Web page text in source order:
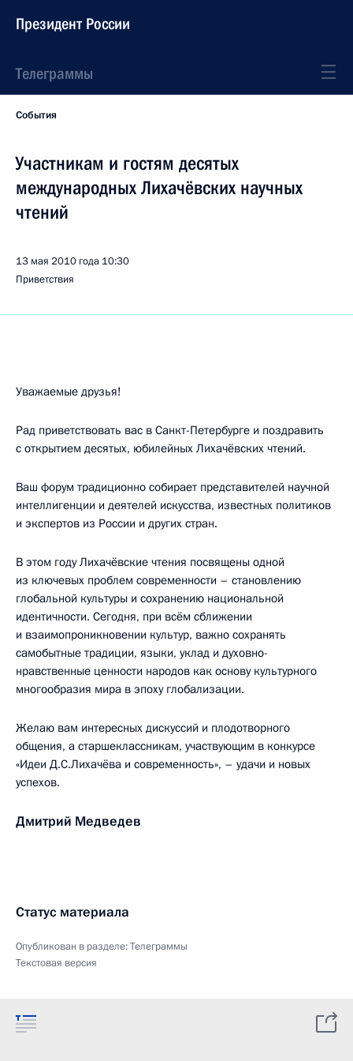
Президент России
Телеграммы
События
Участникам и гостям десятых
международных Лихачёвских научных
чтений
13 мая 2010 года 10:30
Приветствия
Уважаемые друзья!
Рад приветствовать вас в Санкт-Петербурге и поздравить
с открытием десятых, юбилейных Лихачёвских чтений.
Ваш форум традиционно собирает представителей научной
интеллигенции и деятелей искусства, известных политиков
и экспертов из России и других стран.
В этом году Лихачёвские чтения посвящены одной
из ключевых проблем современности – становлению
глобальной культуры и сохранению национальной
идентичности. Сегодня, при всём сближении
и взаимопроникновении культур, важно сохранять
самобытные традиции, языки, уклад и духовно-
нравственные ценности народов как основу культурного
многообразия мира в эпоху глобализации.
Желаю вам интересных дискуссий и плодотворного
общения, а старшеклассникам, участвующим в конкурсе
«Идеи Д.С.Лихачёва и современность», – удачи и новых
успехов.
Дмитрий Медведев
Статус материала
Опубликован в разделе:Телеграммы
Текстовая версия